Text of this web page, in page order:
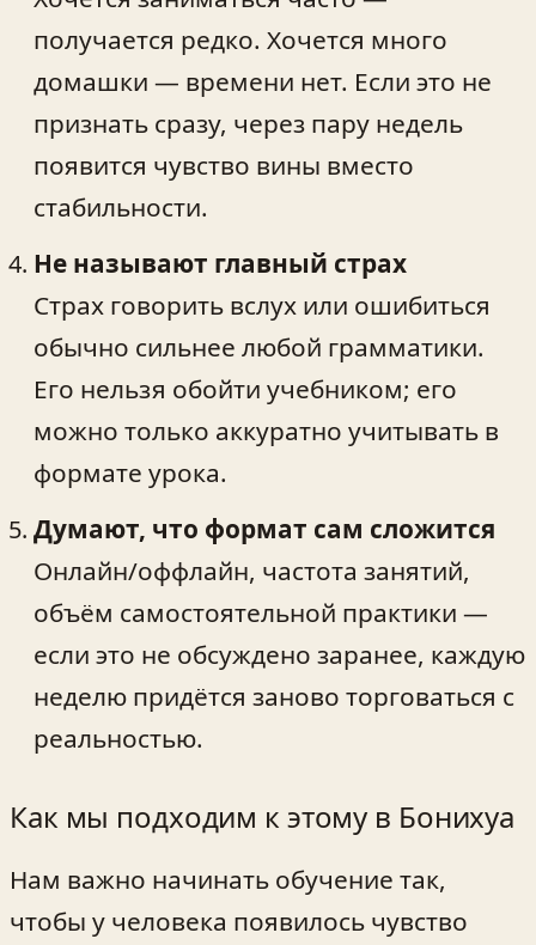
получается редко. Хочется много
домашки — времени нет. Если это не
признать сразу, через пару недель
появится чувство вины вместо
стабильности.
Не называют главный страх
Страх говорить вслух или ошибиться
обычно сильнее любой грамматики.
Его нельзя обойти учебником; его
можно только аккуратно учитывать в
формате урока.
Думают, что формат сам сложится
Онлайн/оффлайн, частота занятий,
объём самостоятельной практики —
если это не обсуждено заранее, каждую
неделю придётся заново торговаться с
реальностью.
Как мы подходим к этому в Бонихуа
Нам важно начинать обучение так,
чтобы у человека появилось чувство